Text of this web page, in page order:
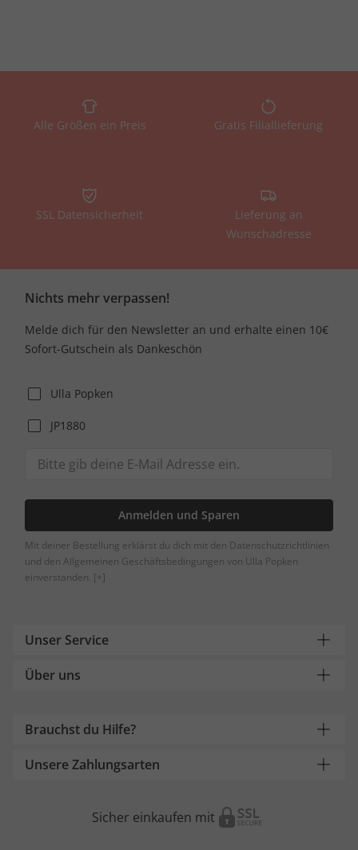
Alle Größen ein Preis Gratis Filiallieferung
SSL Datensicherheit
Lieferung an
Wunschadresse
Nichts mehr verpassen!
Melde dich für den Newsletter an und erhalte einen 10€
Sofort-Gutschein als Dankeschön
Ulla Popken
JP1880
Anmelden und Sparen
Mit deiner Bestellung erklärst du dich mit den Datenschutzrichtlinien
und den Allgemeinen Geschäftsbedingungen von Ulla Popken
einverstanden. [+]
Unser Service
Über uns
Brauchst du Hilfe?
Unsere Zahlungsarten
Sicher einkaufen mit